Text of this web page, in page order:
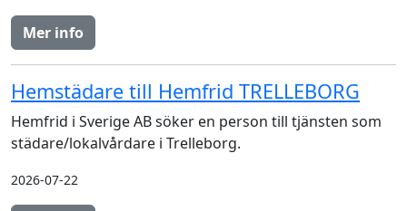
Mer info
Hemstädare till Hemfrid TRELLEBORG
Hemfrid i Sverige AB söker en person till tjänsten som
städare/lokalvårdare i Trelleborg.
2026-07-22